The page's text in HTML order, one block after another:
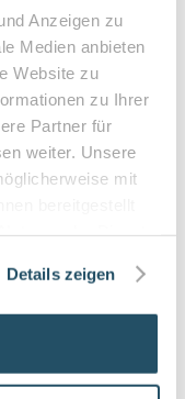
Anzeigen zu
Medien anbieten
Website zu
zu Ihrer
Partner für
weiter. Unsere
mit
Details zeigen
max. 10€)